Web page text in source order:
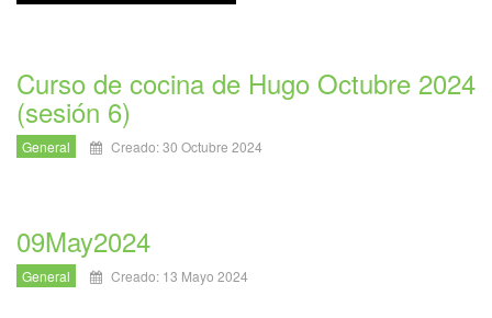
Curso de cocina de Hugo Octubre 2024
(sesión 6)
General Creado: 30 Octubre 2024
09May2024
General Creado: 13 Mayo 2024